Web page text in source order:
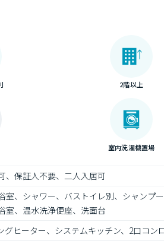
2階以上
室内洗濯機置場
、保証人不要、二人入居可
室、シャワー、バストイレ別、シャンプ
室、温水洗浄便座、洗面台
グヒーター、システムキッチン、2口コ